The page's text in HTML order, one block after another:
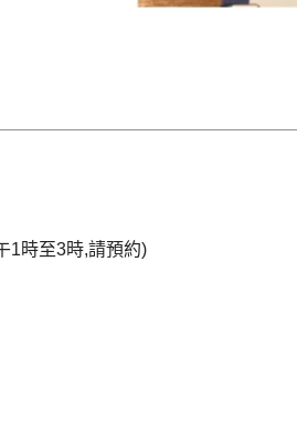
1時至3時,請預約)